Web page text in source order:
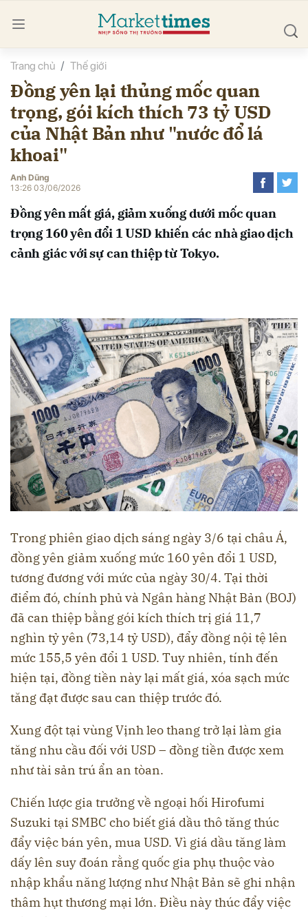
Trang chủ Thế giới
Đồng yên lại thủng mốc quan
trọng, gói kích thích 73 tỷ USD
của Nhật Bản như "nước đổ lá
khoai"
Anh Dũng
13:26 03/06/2026
Đồng yên mất giá, giảm xuống dưới mốc quan
trọng 160 yên đổi 1 USD khiến các nhà giao dịch
cảnh giác với sự can thiệp từ Tokyo.
Trong phiên giao dịch sáng ngày 3/6 tại châu Á,
đồng yên giảm xuống mức 160 yên đổi 1 USD,
tương đương với mức của ngày 30/4. Tại thời
điểm đó, chính phủ và Ngân hàng Nhật Bản (BOJ)
đã can thiệp bằng gói kích thích trị giá 11,7
nghìn tỷ yên (73,14 tỷ USD), đẩy đồng nội tệ lên
mức 155,5 yên đổi 1 USD. Tuy nhiên, tính đến
hiện tại, đồng tiền này lại mất giá, xóa sạch mức
tăng đạt được sau can thiệp trước đó.
Xung đột tại vùng Vịnh leo thang trở lại làm gia
tăng nhu cầu đối với USD – đồng tiền được xem
như tài sản trú ẩn an tòan.
Chiến lược gia trưởng về ngoại hối Hirofumi
Suzuki tại SMBC cho biết giá dầu thô tăng thúc
đẩy việc bán yên, mua USD. Vì giá dầu tăng làm
dấy lên suy đoán rằng quốc gia phụ thuộc vào
nhập khẩu năng lượng như Nhật Bản sẽ ghi nhận
thâm hụt thương mại lớn. Điều này thúc đẩy việc
luận
Hủy